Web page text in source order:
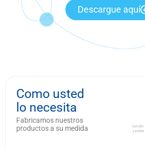
Descargue aquí
Como usted
lo necesita
Fabricamos nuestros
productos a su medida